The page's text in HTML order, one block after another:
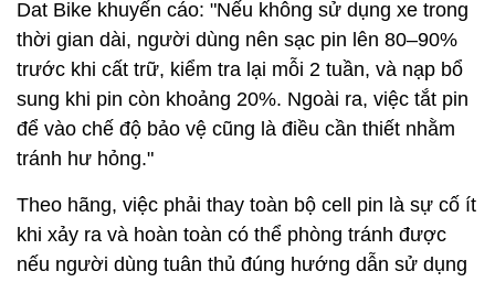
Dat Bike khuyến cáo: "Nếu không sử dụng xe trong
thời gian dài, người dùng nên sạc pin lên 80–90%
trước khi cất trữ, kiểm tra lại mỗi 2 tuần, và nạp bổ
sung khi pin còn khoảng 20%. Ngoài ra, việc tắt pin
để vào chế độ bảo vệ cũng là điều cần thiết nhằm
tránh hư hỏng."
Theo hãng, việc phải thay toàn bộ cell pin là sự cố ít
khi xảy ra và hoàn toàn có thể phòng tránh được
nếu người dùng tuân thủ đúng hướng dẫn sử dụng